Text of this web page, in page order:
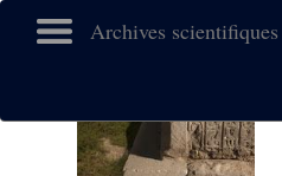
Archives